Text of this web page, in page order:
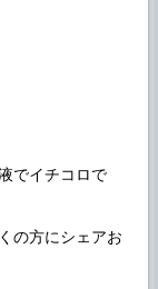
でイチコロで
の方にシェアお